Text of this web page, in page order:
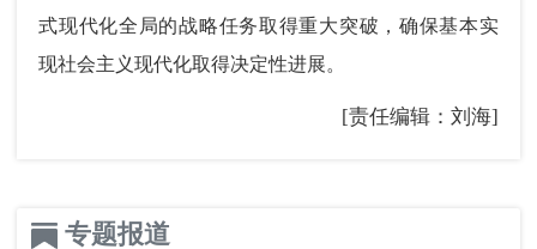
式现代化全局的战略任务取得重大突破，确保基本实
现社会主义现代化取得决定性进展。
[责任编辑：刘海]
专题报道